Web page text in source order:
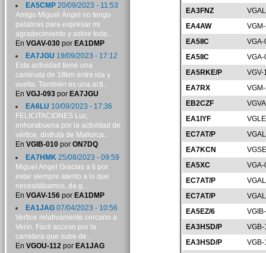
EA3FNZ
EA4AW
EA5IIC
EA5IIC
EA5RKE/P
VGV-
EA7RX
EB2CZF
EA1IYF
EC7AT/P
EA7KCN
EA5XC
EC7AT/P
EC7AT/P
EA5EZ/6
EA3HSD/P
EA3HSD/P
EA5CMP20/09/2023 - 11:53
Amigo Miguel Ángel no tengo
palabras para expresar mi
agradecimiento y sobre todo...
En VGAV-030por EA1DMP
EA7JGU 19/09/2023 - 17:12
Esta actividad tiene una
caminata de 18km entre ida y
vuelta. También es una acti...
En VGJ-093por EA7JGU
EA6LU 10/09/2023 - 17:36
FELICITACIONES Luc,
enhorabuena por la actividad de
vértice, disfruta de Mallorca...
En VGIB-010por ON7DQ
EA7HMK 25/08/2023 - 09:59
Miguel Angel Gracias a ti por
estar siempre atento a lo que
necesitábamos, da g...
En VGAV-156por EA1DMP
EA1JAG07/04/2023 - 10:56
Vertice relativamente cercano a
Verín. Fácil acceso por la
carretera que sube de...
En VGOU-112por EA1JAG